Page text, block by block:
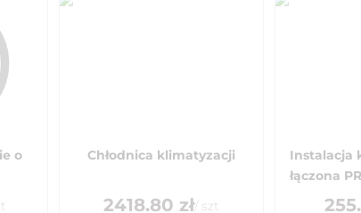
o
Chłodnica klimatyzacji
2418.80 zł/ szt
Instalacja
łączona